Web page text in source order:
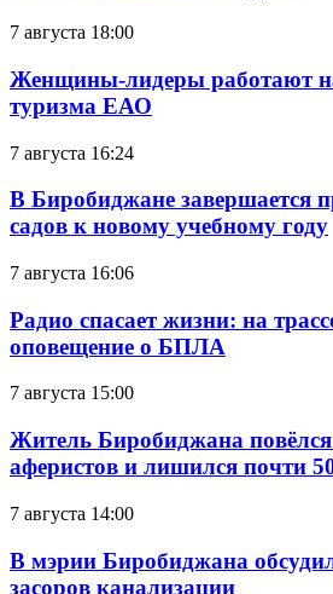
7 августа 18:00
Женщины-лидеры работают
туризма ЕАО
7 августа 16:24
В Биробиджане завершается
садов к новому учебному году
7 августа 16:06
Радио спасает жизни: на
оповещение о БПЛА
7 августа 15:00
Житель Биробиджана повёлся
аферистов и лишился почти
7 августа 14:00
В мэрии Биробиджана
засоров канализации